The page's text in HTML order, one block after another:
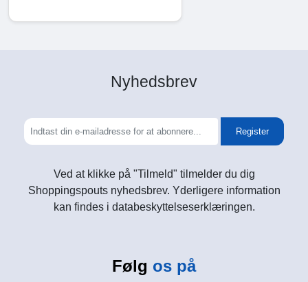
Nyhedsbrev
Register
Ved at klikke på "Tilmeld" tilmelder du dig
Shoppingspouts nyhedsbrev. Yderligere information
kan findes i databeskyttelseserklæringen.
Følg os på